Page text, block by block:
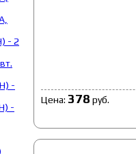
Цена: 378 руб.